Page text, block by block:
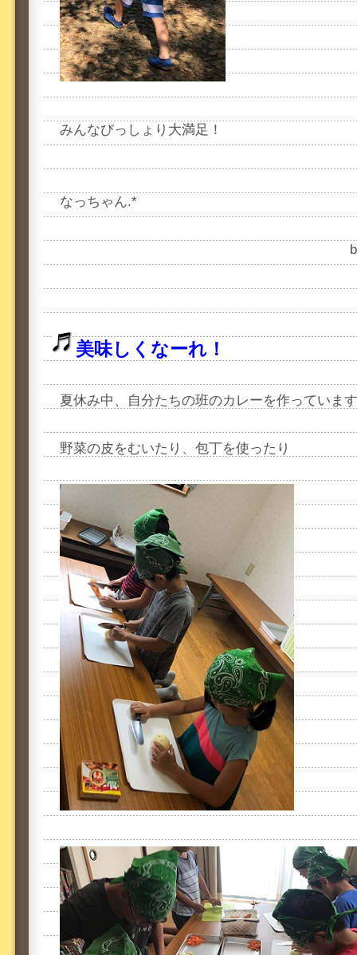
みんなびっしょり大満足！
なっちゃん.*
美味しくなーれ！
夏休み中、自分たちの班のカレーを作っています
野菜の皮をむいたり、包丁を使ったり